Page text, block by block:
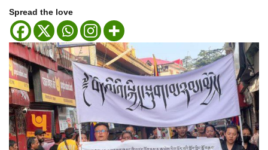
Spread the love